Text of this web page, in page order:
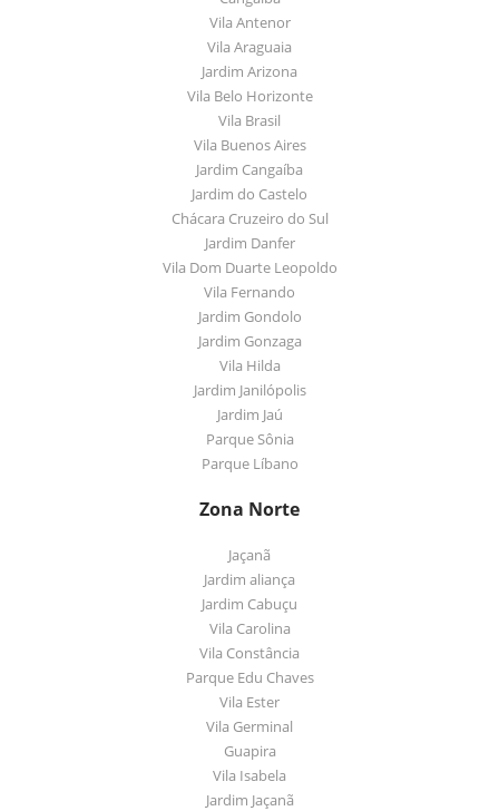
Vila Antenor
Vila Araguaia
Jardim Arizona
Vila Belo Horizonte
Vila Brasil
Vila Buenos Aires
Jardim Cangaíba
Jardim do Castelo
Chácara Cruzeiro do Sul
Jardim Danfer
Vila Dom Duarte Leopoldo
Vila Fernando
Jardim Gondolo
Jardim Gonzaga
Vila Hilda
Jardim Janilópolis
Jardim Jaú
Parque Sônia
Parque Líbano
Zona Norte
Jaçanã
Jardim aliança
Jardim Cabuçu
Vila Carolina
Vila Constância
Parque Edu Chaves
Vila Ester
Vila Germinal
Guapira
Vila Isabela
Jardim Jaçanã